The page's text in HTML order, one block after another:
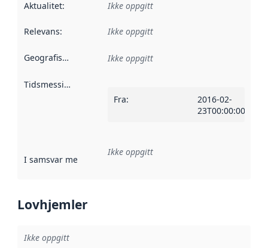
Aktualitet: Ikke oppgitt
Relevans: Ikke oppgitt
Geografisk avgrensning :
Ikke oppgitt
Tidsmessig avgrensning
Fra:
2016-02-
23T00:00:00Z
I samsvar med Referanse til en implementasjonsregel
Ikke oppgitt
Lovhjemler
Ikke oppgitt